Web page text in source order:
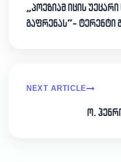
„პოეზიამ იცის
გაფრენას“- ტერენტი
NEXT ARTICLE
ო.